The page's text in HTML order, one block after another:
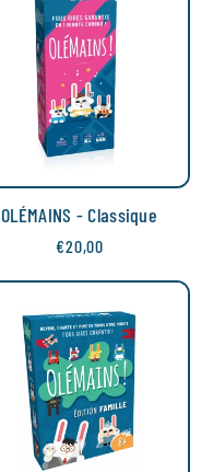
OLÉMAINS - Classique
Prix
€20,00